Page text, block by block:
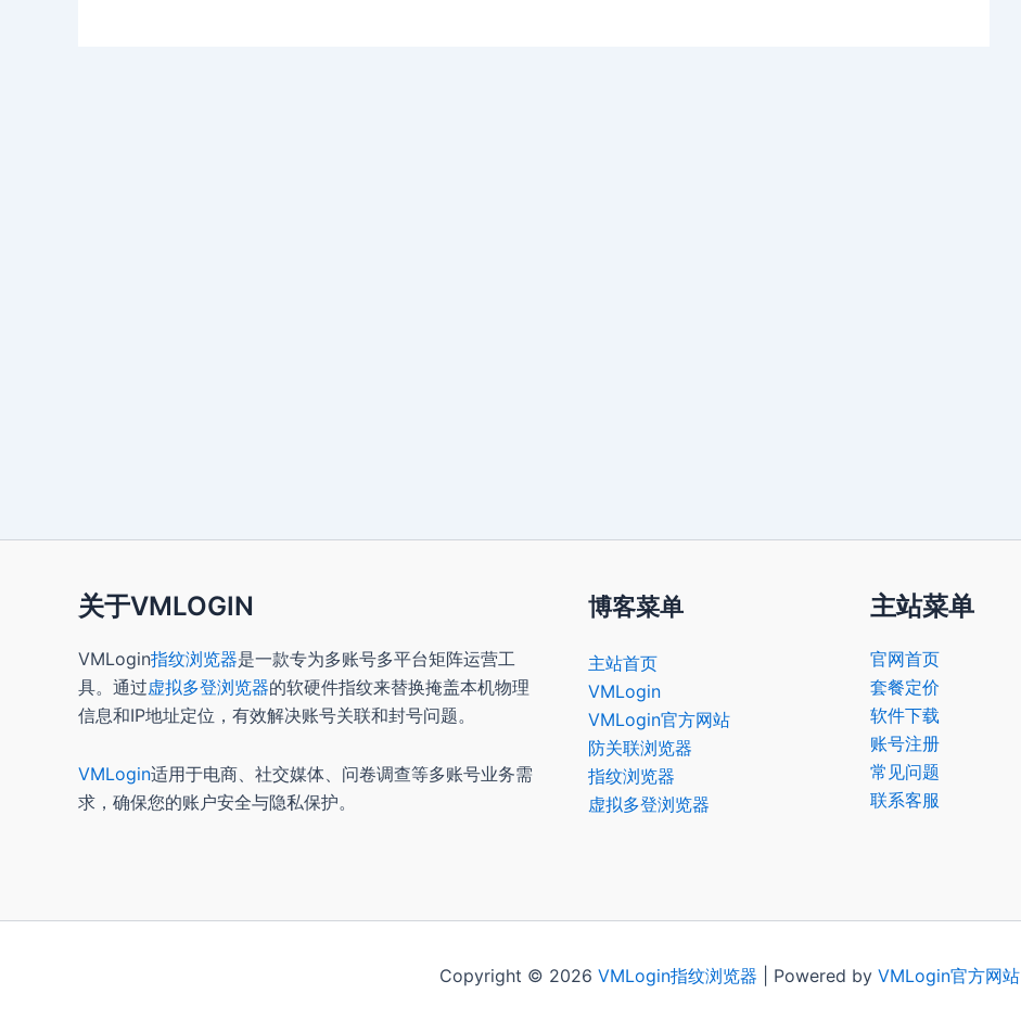
关于VMLOGIN
VMLogin指纹浏览器是一款专为多账号多平台矩阵运营工
具。通过虚拟多登浏览器的软硬件指纹来替换掩盖本机物理
信息和IP地址定位，有效解决账号关联和封号问题。
VMLogin适用于电商、社交媒体、问卷调查等多账号业务需
求，确保您的账户安全与隐私保护。
博客菜单
主站首页
VMLogin
VMLogin官方网站
防关联浏览器
指纹浏览器
虚拟多登浏览器
主站菜单
官网首页
套餐定价
软件下载
账号注册
常见问题
联系客服
Copyright © 2026 VMLogin指纹浏览器 | Powered by VMLogin官方网站